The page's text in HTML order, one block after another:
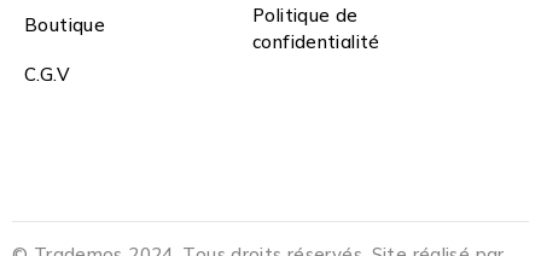
Boutique
Politique de
confidentialité
C.G.V